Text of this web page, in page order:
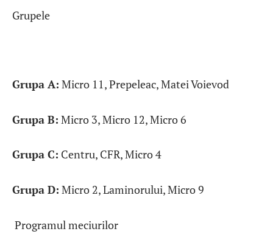
Grupele
Grupa A: Micro 11, Prepeleac, Matei Voievod
Grupa B: Micro 3, Micro 12, Micro 6
Grupa C: Centru, CFR, Micro 4
Grupa D: Micro 2, Laminorului, Micro 9
Programul meciurilor